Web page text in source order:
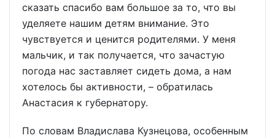
сказать спасибо вам большое за то, что вы
уделяете нашим детям внимание. Это
чувствуется и ценится родителями. У меня
мальчик, и так получается, что зачастую
погода нас заставляет сидеть дома, а нам
хотелось бы активности, – обратилась
Анастасия к губернатору.
По словам Владислава Кузнецова, особенным